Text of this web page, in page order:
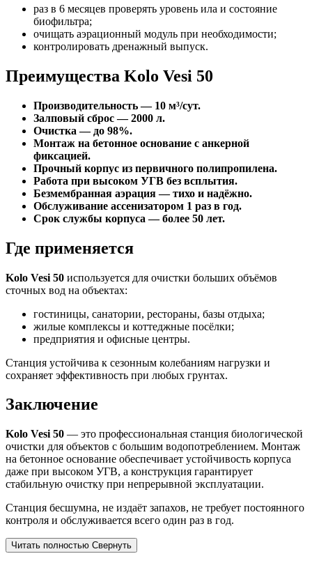
раз в 6 месяцев проверять уровень ила и состояние
биофильтра;
очищать аэрационный модуль при необходимости;
контролировать дренажный выпуск.
Преимущества Kolo Vesi 50
Производительность — 10 м³/сут.
Залповый сброс — 2000 л.
Очистка — до 98%.
Монтаж на бетонное основание с анкерной
фиксацией.
Прочный корпус из первичного полипропилена.
Работа при высоком УГВ без всплытия.
Безмембранная аэрация — тихо и надёжно.
Обслуживание ассенизатором 1 раз в год.
Срок службы корпуса — более 50 лет.
Где применяется
Kolo Vesi 50 используется для очистки больших объёмов
сточных вод на объектах:
гостиницы, санатории, рестораны, базы отдыха;
жилые комплексы и коттеджные посёлки;
предприятия и офисные центры.
Станция устойчива к сезонным колебаниям нагрузки и
сохраняет эффективность при любых грунтах.
Заключение
Kolo Vesi 50 — это профессиональная станция биологической
очистки для объектов с большим водопотреблением. Монтаж
на бетонное основание обеспечивает устойчивость корпуса
даже при высоком УГВ, а конструкция гарантирует
стабильную очистку при непрерывной эксплуатации.
Станция бесшумна, не издаёт запахов, не требует постоянного
контроля и обслуживается всего один раз в год.
Читать полностью Свернуть